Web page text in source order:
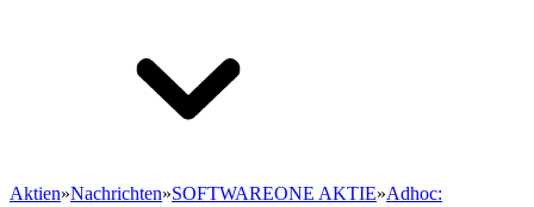
Aktien»Nachrichten»SOFTWAREONE AKTIE»Adhoc: